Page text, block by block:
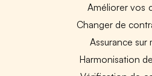
Améliorer vos
Changer de
Assurance sur
Harmonisation